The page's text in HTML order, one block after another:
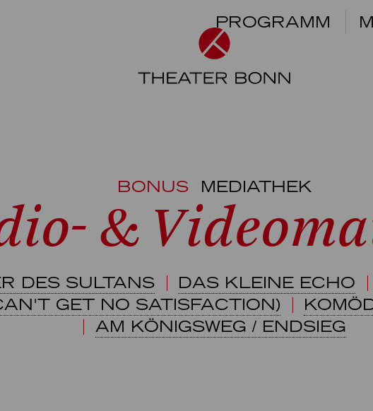
PROGRAMM
BONUS MEDIATHEK
&
DES SULTANS
DAS KLEINE ECHO
GET NO SATISFACTION)
AM KÖNIGSWEG / ENDSIEG